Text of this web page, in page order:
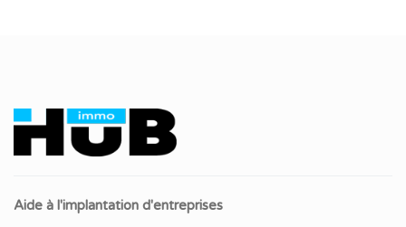
Aide à l'implantation d'entreprises